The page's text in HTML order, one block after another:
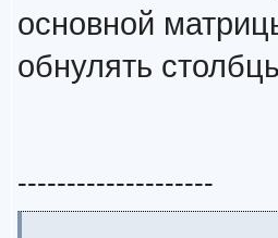
основной
обнулять
--------------------